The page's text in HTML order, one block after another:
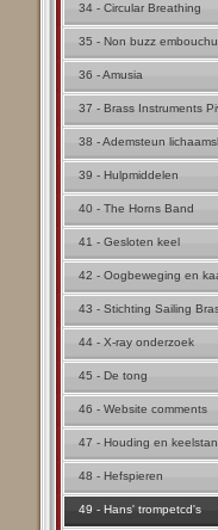
34 - Circular Breathing
35 - Non buzz
36 - Amusia
37 - Brass Instruments
38 - Ademsteun
39 - Hulpmiddelen
40 - The Horns Band
41 - Gesloten keel
42 - Oogbeweging en
43 - Stichting Sailing
44 - X-ray onderzoek
45 - De tong
46 - Website comments
47 - Houding en
48 - Hefspieren
49 - Hans' trompetcd's